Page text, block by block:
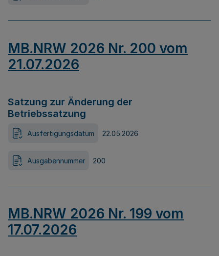
MB.NRW 2026 Nr. 200 vom
21.07.2026
Satzung zur Änderung der
Betriebssatzung
Ausfertigungsdatum 22.05.2026
Ausgabennummer 200
MB.NRW 2026 Nr. 199 vom
17.07.2026